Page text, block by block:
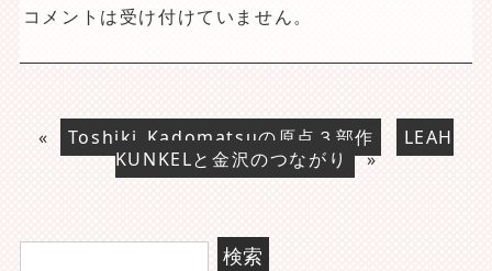
コメントは受け付けていません。
« Toshiki Kadomatsuの原点３部作
LEAH
KUNKELと金沢のつながり
»
検